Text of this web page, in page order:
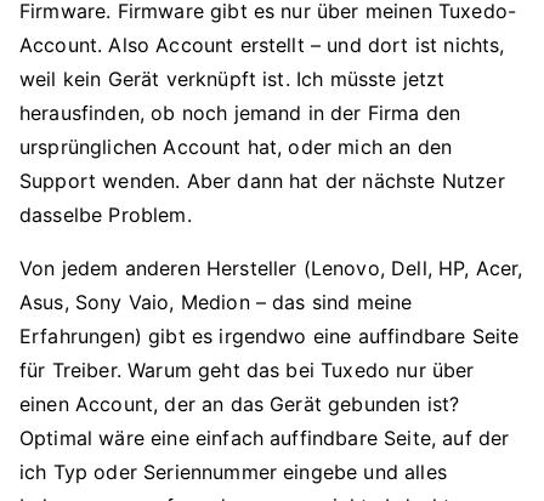
Firmware. Firmware gibt es nur über meinen Tuxedo-
Account. Also Account erstellt – und dort ist nichts,
weil kein Gerät verknüpft ist. Ich müsste jetzt
herausfinden, ob noch jemand in der Firma den
ursprünglichen Account hat, oder mich an den
Support wenden. Aber dann hat der nächste Nutzer
dasselbe Problem.
Von jedem anderen Hersteller (Lenovo, Dell, HP, Acer,
Asus, Sony Vaio, Medion – das sind meine
Erfahrungen) gibt es irgendwo eine auffindbare Seite
für Treiber. Warum geht das bei Tuxedo nur über
einen Account, der an das Gerät gebunden ist?
Optimal wäre eine einfach auffindbare Seite, auf der
ich Typ oder Seriennummer eingebe und alles